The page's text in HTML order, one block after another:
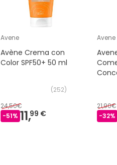
Avene
Avène Crema con
Color SPF50+ 50 ml
(252)
24,50€
-51% 11,99 €
Avene
21,90€
-32%